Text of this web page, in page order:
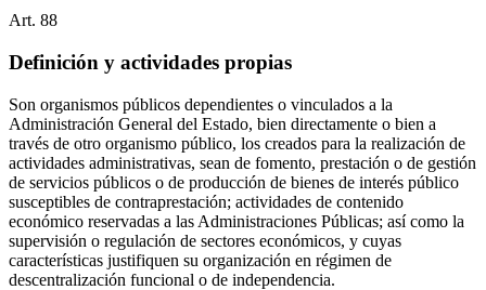
Art. 88
Definición y actividades propias
Son organismos públicos dependientes o vinculados a la
Administración General del Estado, bien directamente o bien a
través de otro organismo público, los creados para la realización de
actividades administrativas, sean de fomento, prestación o de gestión
de servicios públicos o de producción de bienes de interés público
susceptibles de contraprestación; actividades de contenido
económico reservadas a las Administraciones Públicas; así como la
supervisión o regulación de sectores económicos, y cuyas
características justifiquen su organización en régimen de
descentralización funcional o de independencia.